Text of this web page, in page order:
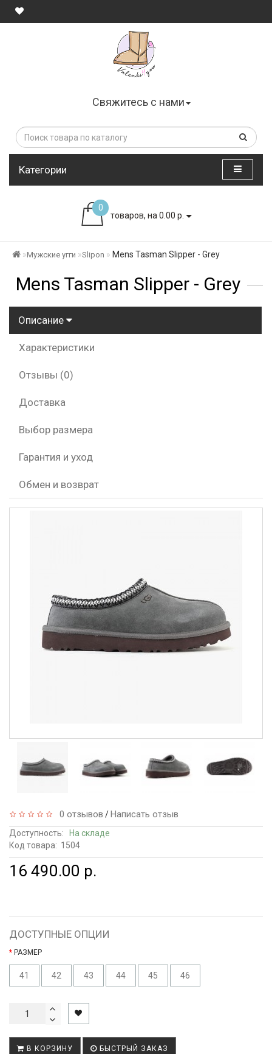
Свяжитесь с нами
Категории
0
товаров, на 0.00 р.
Мужские угги Slipon Mens Tasman Slipper - Grey
Mens Tasman Slipper - Grey
Описание
Характеристики
Отзывы (0)
Доставка
Выбор размера
Гарантия и уход
Обмен и возврат
0 отзывов /Написать отзыв
Доступность:
На складе
Код товара: 1504
16 490.00 р.
ДОСТУПНЫЕ ОПЦИИ
РАЗМЕР
41 42 43 44 45 46
В КОРЗИНУ БЫСТРЫЙ ЗАКАЗ